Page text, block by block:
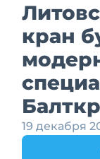
кран
19 декабря